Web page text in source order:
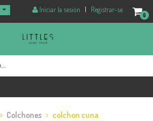
0
Iniciar la sesión | Registrar-se
Colchones colchon cuna